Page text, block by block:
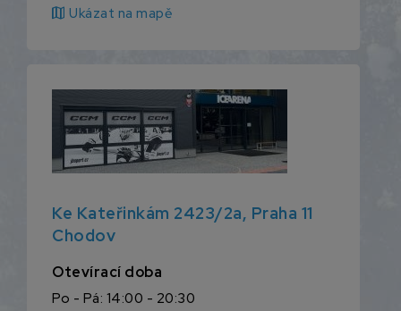
map Ukázat na mapě
Ke Kateřinkám 2423/2a, Praha 11
Chodov
Otevírací doba
Po - Pá: 14:00 - 20:30